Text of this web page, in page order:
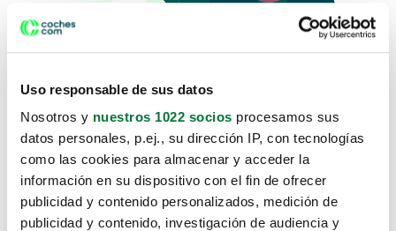
Uso responsable de sus datos
Nosotros y nuestros 1022 socios procesamos sus
datos personales, p.ej., su dirección IP, con tecnologías
como las cookies para almacenar y acceder la
información en su dispositivo con el fin de ofrecer
publicidad y contenido personalizados, medición de
publicidad y contenido, investigación de audiencia y
Lo sentimos, no sabemos como
te hemos traido hasta aquí.